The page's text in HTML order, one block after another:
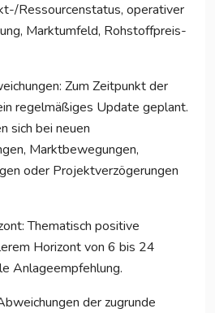
Ressourcenstatus, operativer
Marktumfeld, Rohstoffpreis-
Zum Zeitpunkt der
regelmäßiges Update geplant.
sich bei neuen
Marktbewegungen,
oder Projektverzögerungen
Thematisch positive
Horizont von 6 bis 24
Anlageempfehlung.
der zugrunde